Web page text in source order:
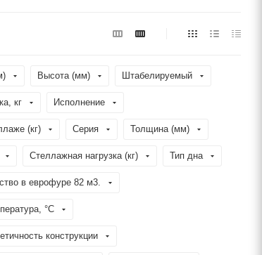
Высота (мм) Штабелируемый
кг Исполнение
(кг) Серия Толщина (мм)
Стеллажная нагрузка (кг) Тип дна
в еврофуре 82 м3.
°C
конструкции